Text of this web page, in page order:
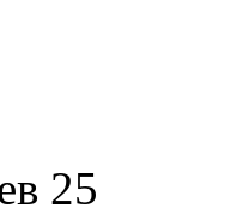
25